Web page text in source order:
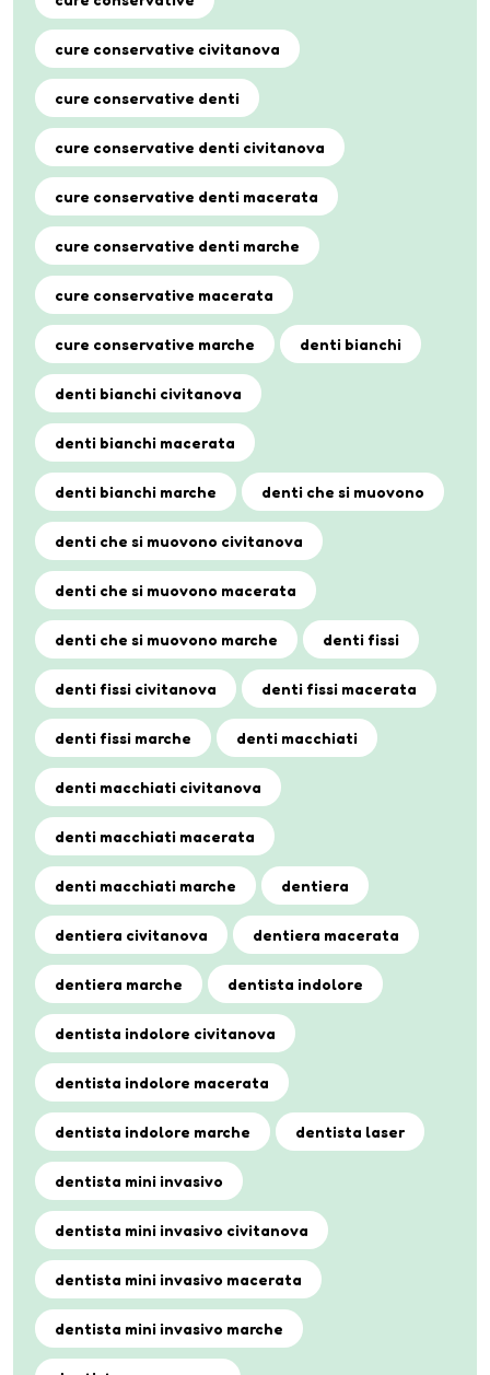
cure conservative civitanova
cure conservative denti
cure conservative denti civitanova
cure conservative denti macerata
cure conservative denti marche
cure conservative macerata
cure conservative marche denti bianchi
denti bianchi civitanova
denti bianchi macerata
denti bianchi marche denti che si muovono
denti che si muovono civitanova
denti che si muovono macerata
denti che si muovono marche denti fissi
denti fissi civitanova denti fissi macerata
denti fissi marche denti macchiati
denti macchiati civitanova
denti macchiati macerata
denti macchiati marche dentiera
dentiera civitanova dentiera macerata
dentiera marche dentista indolore
dentista indolore civitanova
dentista indolore macerata
dentista indolore marche dentista laser
dentista mini invasivo
dentista mini invasivo civitanova
dentista mini invasivo macerata
dentista mini invasivo marche